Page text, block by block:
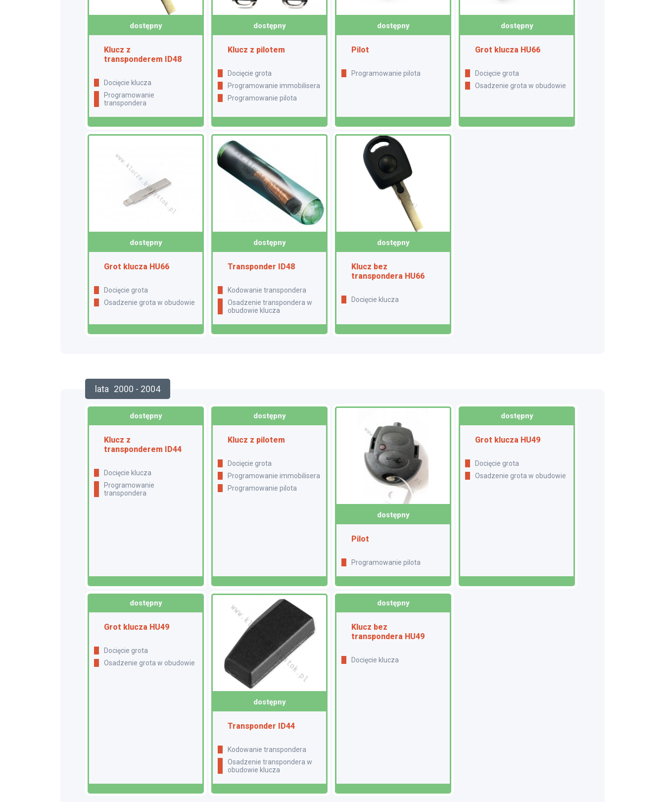
dostępny
Klucz z
transponderem ID48
docięcie klucza
programowanie
transpondera
dostępny
Klucz z pilotem
Docięcie grota
Programowanie immobilisera
Programowanie pilota
dostępny
Pilot
Programowanie pilota
dostępny
Grot klucza HU66
Docięcie grota
Osadzenie grota w obudowie
dostępny
Grot klucza HU66
Docięcie grota
Osadzenie grota w obudowie
dostępny
Transponder ID48
Kodowanie transpondera
Osadzenie transpondera w
obudowie klucza
dostępny
Klucz bez
transpondera HU66
Docięcie klucza
lata 2000 - 2004
dostępny
Klucz z
transponderem ID44
docięcie klucza
programowanie
transpondera
dostępny
Klucz z pilotem
Docięcie grota
Programowanie immobilisera
Programowanie pilota
dostępny
Pilot
Programowanie pilota
dostępny
Grot klucza HU49
Docięcie grota
Osadzenie grota w obudowie
dostępny
Grot klucza HU49
Docięcie grota
Osadzenie grota w obudowie
dostępny
Transponder ID44
Kodowanie transpondera
Osadzenie transpondera w
obudowie klucza
dostępny
Klucz bez
transpondera HU49
Docięcie klucza